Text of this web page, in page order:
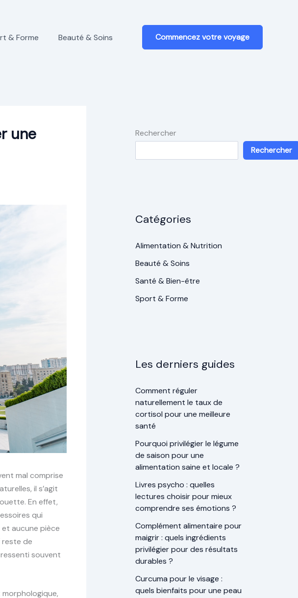
& Forme Beauté & Soins Commencez votre voyage
une
mal comprise
il s’agit
En effet,
qui
aucune pièce
reste de
souvent
Rechercher
Rechercher
Catégories
Alimentation & Nutrition
Beauté & Soins
Santé & Bien-être
Sport & Forme
Les derniers guides
Comment réguler
naturellement le taux de
cortisol pour une meilleure
santé
Pourquoi privilégier le légume
de saison pour une
alimentation saine et locale ?
Livres psycho : quelles
lectures choisir pour mieux
comprendre ses émotions ?
Complément alimentaire pour
maigrir : quels ingrédients
privilégier pour des résultats
durables ?
Curcuma pour le visage :
quels bienfaits pour une peau